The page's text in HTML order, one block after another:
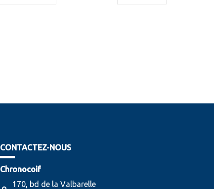
CONTACTEZ-NOUS
Chronocoif
170, bd de la Valbarelle